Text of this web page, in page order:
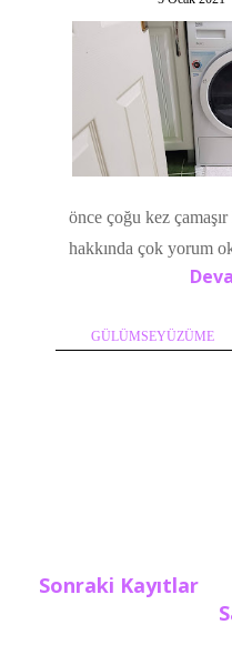
önce çoğu kez
hakkında çok yorum
GÜLÜMSEYÜZÜME
Sonraki Kayıtlar